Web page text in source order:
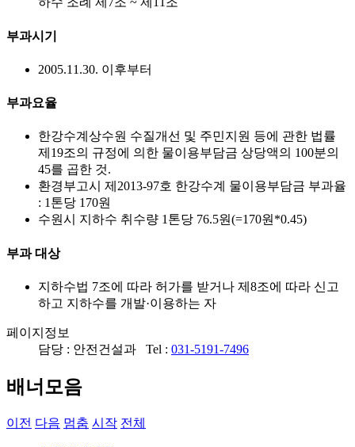
부과시기
2005.11.30. 이후부터
부과요율
한강수계상수원 수질개선 및 주민지원 등에 관한 법률
제19조의 규정에 의한 물이용부담금 상당액의 100분의
45를 곱한 것.
환경부고시 제2013-97호 한강수계 물이용부담금 부과율
: 1톤당 170원
수원시 지하수 취수량 1톤당 76.5원(=170원*0.45)
부과 대상
지하수법 7조에 따라 허가를 받거나 제8조에 따라 신고
하고 지하수를 개발·이용하는 자
페이지정보
담당 : 안전건설과 Tel : 031-5191-7496
배너모음
이전 다음 멈춤 시작 전체